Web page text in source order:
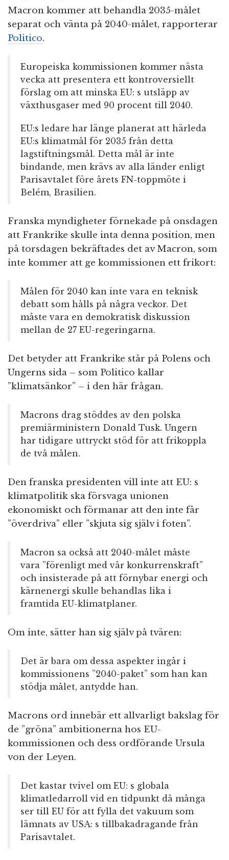
Macron kommer att behandla 2035-målet
separat och vänta på 2040-målet, rapporterar
Politico.
Europeiska kommissionen kommer nästa
vecka att presentera ett kontroversiellt
förslag om att minska EU: s utsläpp av
växthusgaser med 90 procent till 2040.
EU:s ledare har länge planerat att härleda
EU:s klimatmål för 2035 från detta
lagstiftningsmål. Detta mål är inte
bindande, men krävs av alla länder enligt
Parisavtalet före årets FN-toppmöte i
Belém, Brasilien.
Franska myndigheter förnekade på onsdagen
att Frankrike skulle inta denna position, men
på torsdagen bekräftades det av Macron, som
inte kommer att ge kommissionen ett frikort:
Målen för 2040 kan inte vara en teknisk
debatt som hålls på några veckor. Det
måste vara en demokratisk diskussion
mellan de 27 EU-regeringarna.
Det betyder att Frankrike står på Polens och
Ungerns sida – som Politico kallar
”klimatsänkor” – i den här frågan.
Macrons drag stöddes av den polska
premiärministern Donald Tusk. Ungern
har tidigare uttryckt stöd för att frikoppla
de två målen.
Den franska presidenten vill inte att EU: s
klimatpolitik ska försvaga unionen
ekonomiskt och förmanar att den inte får
”överdriva” eller ”skjuta sig själv i foten”.
Macron sa också att 2040-målet måste
vara ”förenligt med vår konkurrenskraft”
och insisterade på att förnybar energi och
kärnenergi skulle behandlas lika i
framtida EU-klimatplaner.
Om inte, sätter han sig själv på tvären:
Det är bara om dessa aspekter ingår i
kommissionens ”2040-paket” som han kan
stödja målet, antydde han.
Macrons ord innebär ett allvarligt bakslag för
de ”gröna” ambitionerna hos EU-
kommissionen och dess ordförande Ursula
von der Leyen.
Det kastar tvivel om EU: s globala
klimatledarroll vid en tidpunkt då många
ser till EU för att fylla det vakuum som
lämnats av USA: s tillbakadragande från
Parisavtalet.